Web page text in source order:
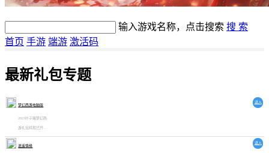
输入游戏名称，点击搜索 搜 索
首页 手游 端游 激活码
最新礼包专题
梦幻西游电脑版
2023叶子猪梦幻西
游礼包码现已开放
领取，内含叶子猪
特权礼包、大量储
进入
逍遥情缘
进入